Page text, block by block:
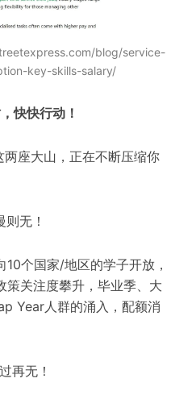
blog/service-
key-skills-salary/
快快行动！
座大山，正在不断压缩你
无！
个国家/地区的学子开放，
关注度攀升，毕业季、大
Year人群的涌入，配额消
再无！